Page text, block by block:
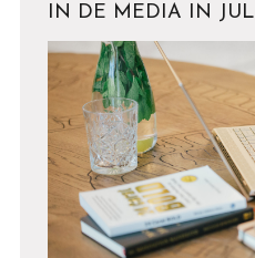
IN DE MEDIA IN JULI